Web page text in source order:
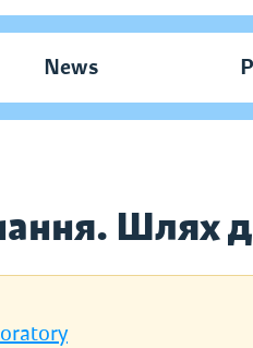
News
Шлях